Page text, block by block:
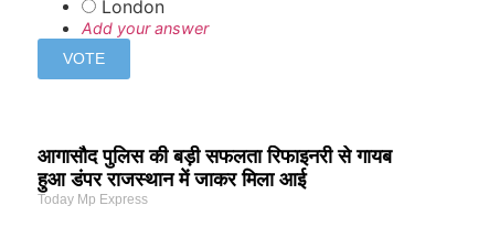
London
Add your answer
आगासौद पुलिस की बड़ी सफलता रिफाइनरी से गायब
हुआ डंपर राजस्थान में जाकर मिला आई
Today Mp Express